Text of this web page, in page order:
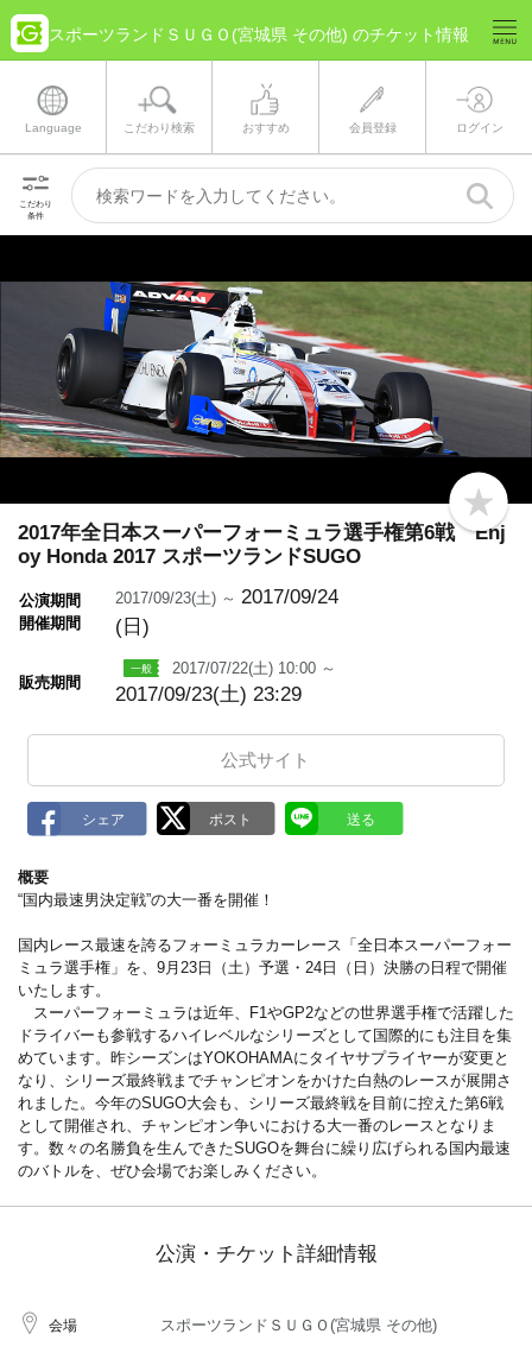
スポーツランドＳＵＧＯ(宮城県 その他) のチケット情報
Language こだわり検索 おすすめ 会員登録 ログイン
こだわり
条件
b
o
2017年全日本スーパーフォーミュラ選手権第6戦 Enj
oy Honda 2017 スポーツランドSUGO
公演期間
開催期間
2017/09/23(土) ～ 2017/09/24
(日)
販売期間
2017/07/22(土) 10:00 ～
2017/09/23(土) 23:29
公式サイト
概要
“国内最速男決定戦”の大一番を開催！
国内レース最速を誇るフォーミュラカーレース「全日本スーパーフォー
ミュラ選手権」を、9月23日（土）予選・24日（日）決勝の日程で開催
いたします。
スーパーフォーミュラは近年、F1やGP2などの世界選手権で活躍した
ドライバーも参戦するハイレベルなシリーズとして国際的にも注目を集
めています。昨シーズンはYOKOHAMAにタイヤサプライヤーが変更と
なり、シリーズ最終戦までチャンピオンをかけた白熱のレースが展開さ
れました。今年のSUGO大会も、シリーズ最終戦を目前に控えた第6戦
として開催され、チャンピオン争いにおける大一番のレースとなりま
す。数々の名勝負を生んできたSUGOを舞台に繰り広げられる国内最速
のバトルを、ぜひ会場でお楽しみください。
公演・チケット詳細情報
会場 スポーツランドＳＵＧＯ(宮城県 その他)